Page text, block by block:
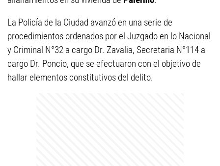
La Policía de la Ciudad avanzó en una serie de
procedimientos ordenados por el Juzgado en lo Nacional
y Criminal N°32 a cargo Dr. Zavalia, Secretaria N°114 a
cargo Dr. Poncio, que se efectuaron con el objetivo de
hallar elementos constitutivos del delito.